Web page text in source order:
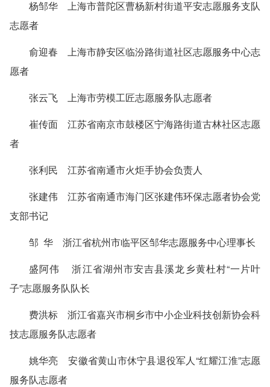
杨邹华 上海市普陀区曹杨新村街道平安志愿服务支队
志愿者
俞迎春 上海市静安区临汾路街道社区志愿服务中心志
愿者
张云飞 上海市劳模工匠志愿服务队志愿者
崔传面 江苏省南京市鼓楼区宁海路街道古林社区志愿
者
张利民 江苏省南通市火炬手协会负责人
张建伟 江苏省南通市海门区张建伟环保志愿者协会党
支部书记
邹 华 浙江省杭州市临平区邹华志愿服务中心理事长
盛阿伟 浙江省湖州市安吉县溪龙乡黄杜村“一片叶
子”志愿服务队队长
费洪标 浙江省嘉兴市桐乡市中小企业科技创新协会科
技志愿服务队志愿者
姚华亮 安徽省黄山市休宁县退役军人“红耀江淮”志愿
服务队志愿者